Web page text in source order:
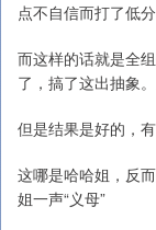
点不自信而打了低分
而这样的话就是全
了，搞了这出抽象
但是结果是好的，
这哪是哈哈姐，反
姐一声“义母”